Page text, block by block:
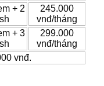
+ 2
245.000
vnđ/tháng
+ 3
299.000
vnđ/tháng
vnđ.